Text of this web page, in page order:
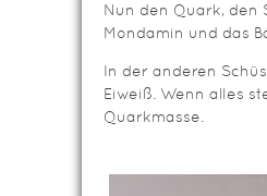
Nun den Quark, den
Mondamin und das
In der anderen
Eiweiß. Wenn alles
Quarkmasse.